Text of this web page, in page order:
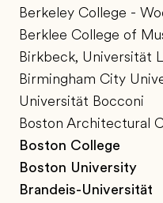
Berkeley College -
Berklee College of
Birkbeck, Universität
Birmingham City
Universität Bocconi
Boston Architectural
Boston College
Boston University
Brandeis-Universität